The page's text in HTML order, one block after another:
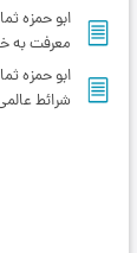
معرفت به
شرائط